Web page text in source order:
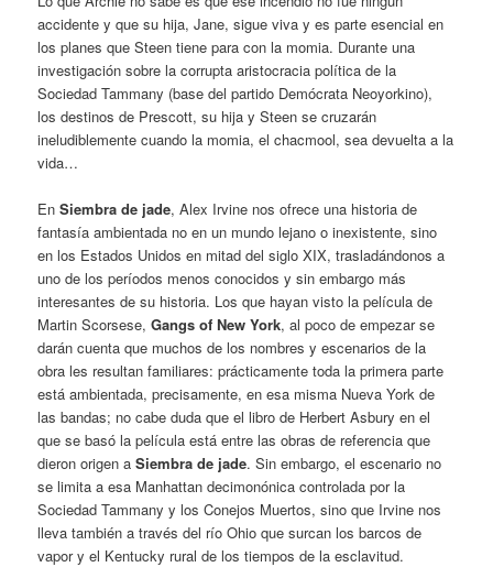
accidente y que su hija, Jane, sigue viva y es parte esencial en
los planes que Steen tiene para con la momia. Durante una
investigación sobre la corrupta aristocracia política de la
Sociedad Tammany (base del partido Demócrata Neoyorkino),
los destinos de Prescott, su hija y Steen se cruzarán
ineludiblemente cuando la momia, el chacmool, sea devuelta a la
vida…
EnSiembra de jade, Alex Irvine nos ofrece una historia de
fantasía ambientada no en un mundo lejano o inexistente, sino
en los Estados Unidos en mitad del siglo XIX, trasladándonos a
uno de los períodos menos conocidos y sin embargo más
interesantes de su historia. Los que hayan visto la película de
Martin Scorsese,Gangs of New York, al poco de empezar se
darán cuenta que muchos de los nombres y escenarios de la
obra les resultan familiares: prácticamente toda la primera parte
está ambientada, precisamente, en esa misma Nueva York de
las bandas; no cabe duda que el libro de Herbert Asbury en el
que se basó la película está entre las obras de referencia que
dieron origen aSiembra de jade. Sin embargo, el escenario no
se limita a esa Manhattan decimonónica controlada por la
Sociedad Tammany y los Conejos Muertos, sino que Irvine nos
lleva también a través del río Ohio que surcan los barcos de
vapor y el Kentucky rural de los tiempos de la esclavitud.